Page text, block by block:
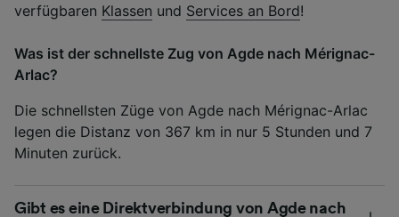
verfügbaren Klassen und Services an Bord!
Was ist der schnellste Zug von Agde nach Mérignac-
Arlac?
Die schnellsten Züge von Agde nach Mérignac-Arlac
legen die Distanz von 367 km in nur 5 Stunden und 7
Minuten zurück.
Gibt es eine Direktverbindung von Agde nach